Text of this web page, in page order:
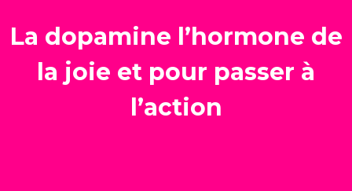
La dopamine l’hormone de
la joie et pour passer à
l’action